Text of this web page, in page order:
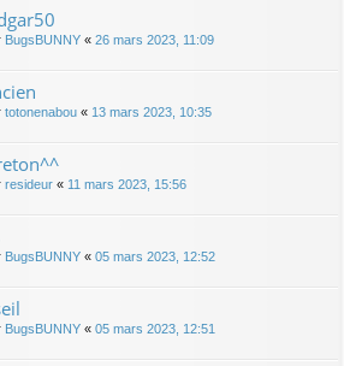
BugsBUNNY « 26 mars 2023, 11:09
totonenabou « 13 mars 2023, 10:35
resideur « 11 mars 2023, 15:56
BugsBUNNY « 05 mars 2023, 12:52
BugsBUNNY « 05 mars 2023, 12:51